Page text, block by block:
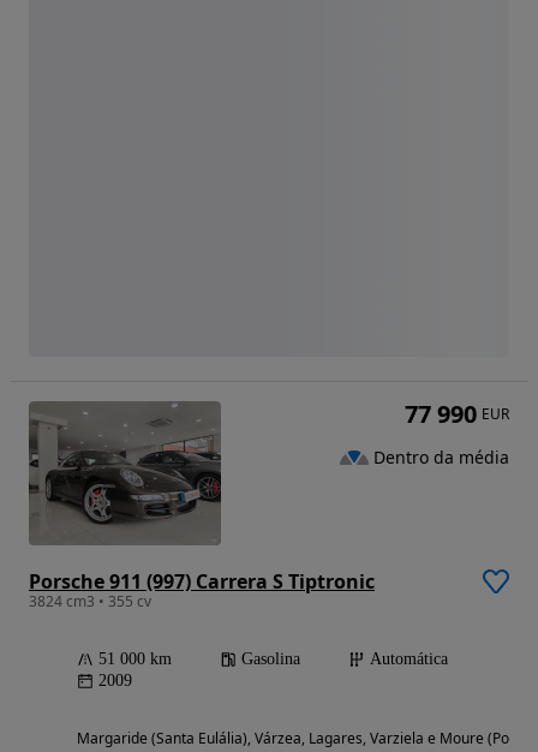
Porsche 911 (997) Carrera S Tiptronic
3824 cm3 • 355 cv
51 000 km Gasolina
Automática
2009
Margaride (Santa Eulália), Várzea, Lagares, Varziela e Moure (Porto)
77 990 EUR
Dentro da média